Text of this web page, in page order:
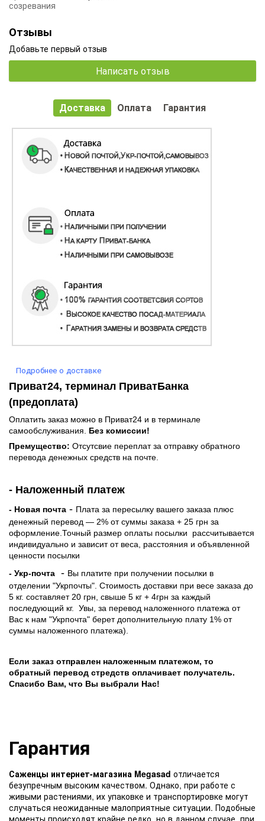
созревания
Отзывы
Добавьте первый отзыв
Написать отзыв
Доставка Оплата Гарантия
Подробнее о доставке
Приват24, терминал ПриватБанка
(предоплата)
Оплатить заказ можно в Приват24 и в терминале
самообслуживания. Без комиссии!
Премущество: Отсутсвие переплат за отправку обратного
перевода денежных средств на почте.
- Наложенный платеж
- Новая почта - Плата за пересылку вашего заказа плюс
денежный перевод — 2% от суммы заказа + 25 грн за
оформление.Точный размер оплаты посылки рассчитывается
индивидуально и зависит от веса, расстояния и объявленной
ценности посылки
- Укр-почта
- Вы платите при получении посылки в
отделении "Укрпочты". Стоимость доставки при весе заказа до
5 кг. составляет 20 грн, свыше 5 кг + 4грн за каждый
последующий кг. Увы, за перевод наложенного платежа от
Вас к нам "Укрпочта" берет дополнительную плату 1% от
суммы наложенного платежа).
Если заказ отправлен наложенным платежом, то
обратный перевод стредств оплачивает получатель.
Спасибо Вам, что Вы выбрали Нас!
Гарантия
Саженцы интернет-магазина Megasad отличается
безупречным высоким качеством. Однако, при работе с
живыми растениями, их упаковке и транспортировке могут
случаться неожиданные малоприятные ситуации. Подобные